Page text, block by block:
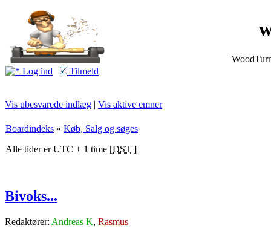
Log ind
Tilmeld
Vis ubesvarede indlæg | Vis aktive emner
Boardindeks » Køb, Salg og søges
Alle tider er UTC + 1 time [DST ]
Bivoks...
Redaktører: Andreas K, Rasmus